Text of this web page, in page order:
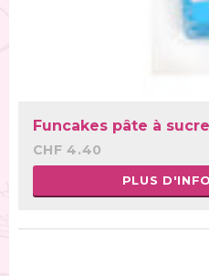
Funcakes pâte à
CHF 4.40
PLUS